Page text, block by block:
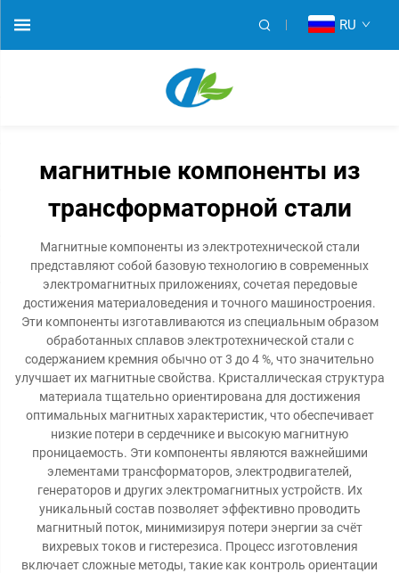
RU
магнитные компоненты из
трансформаторной стали
Магнитные компоненты из электротехнической стали
представляют собой базовую технологию в современных
электромагнитных приложениях, сочетая передовые
достижения материаловедения и точного машиностроения.
Эти компоненты изготавливаются из специальным образом
обработанных сплавов электротехнической стали с
содержанием кремния обычно от 3 до 4 %, что значительно
улучшает их магнитные свойства. Кристаллическая структура
материала тщательно ориентирована для достижения
оптимальных магнитных характеристик, что обеспечивает
низкие потери в сердечнике и высокую магнитную
проницаемость. Эти компоненты являются важнейшими
элементами трансформаторов, электродвигателей,
генераторов и других электромагнитных устройств. Их
уникальный состав позволяет эффективно проводить
магнитный поток, минимизируя потери энергии за счёт
вихревых токов и гистерезиса. Процесс изготовления
включает сложные методы, такие как контроль ориентации